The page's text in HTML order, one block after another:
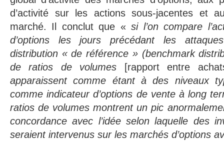
d’activité sur les actions sous-jacentes et
marché. Il conclut que «si l’on compare
d’options les jours précédant les
distribution « de référence » (benchmark
de ratios de volumes [rapport entre
apparaissent comme étant à des niveaux
comme indicateur d’options de vente à long
ratios de volumes montrent un pic
concordance avec l’idée selon laquelle des
seraient intervenus sur les marchés d’options